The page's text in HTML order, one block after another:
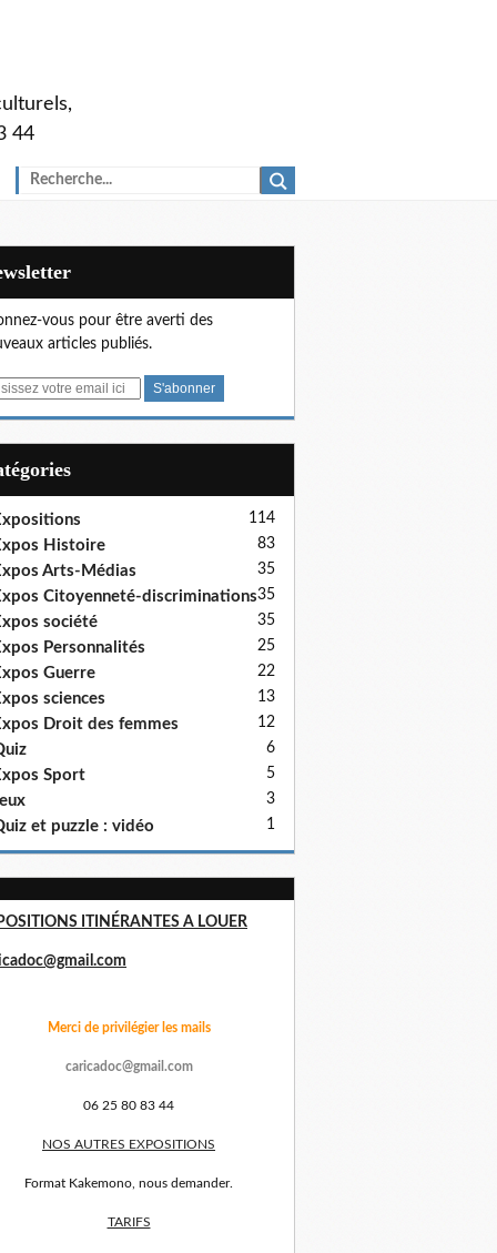
44
vous pour être averti des
articles publiés.
114
Histoire 83
Arts-Médias 35
Citoyenneté-discriminations35
société 35
Personnalités 25
Guerre 22
sciences 13
Droit des femmes 12
6
Sport 5
3
et puzzle : vidéo 1
ITINÉRANTES A LOUER
Merci de privilégier les mails
caricadoc@gmail.com
06 25 80 83 44
NOS AUTRES EXPOSITIONS
Format Kakemono, nous demander.
TARIFS